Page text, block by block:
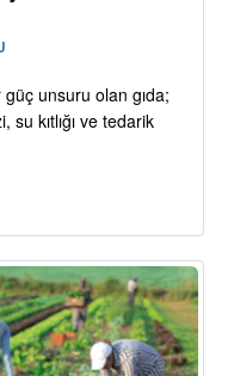
unsuru olan gıda;
kıtlığı ve tedarik